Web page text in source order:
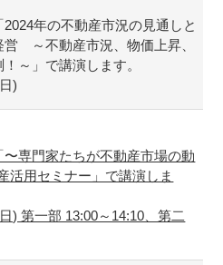
年の不動産市況の見通しと
～不動産市況、物価上昇、
～」で講演します。
)
専門家たちが不動産市場の動
活用セミナー」で講演しま
) 第一部 13:00～14:10、第二